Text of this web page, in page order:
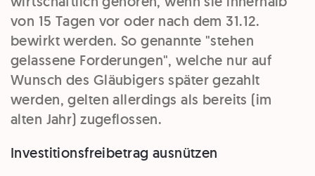
von 15 Tagen vor oder nach dem 31.12.
bewirkt werden. So genannte "stehen
gelassene Forderungen", welche nur auf
Wunsch des Gläubigers später gezahlt
werden, gelten allerdings als bereits (im
alten Jahr) zugeflossen.
Investitionsfreibetrag ausnützen